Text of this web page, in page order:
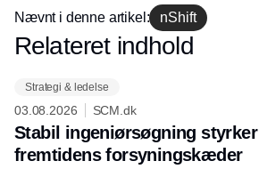
Nævnt i denne artikel: nShift
Annonce
Relateret indhold
Strategi & ledelse
03.08.2026 SCM.dk
Stabil ingeniørsøgning styrker
fremtidens forsyningskæder